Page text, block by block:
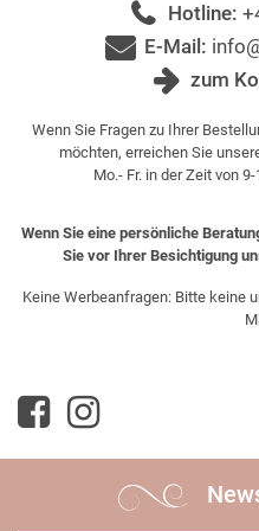
Hotline:
E-Mail:
zum
Wenn Sie Fragen zu Ihrer
möchten, erreichen Sie
Mo.- Fr. in der Zeit von
Wenn Sie eine persönliche
Sie vor Ihrer Besichtigung
Keine Werbeanfragen: Bitte keine